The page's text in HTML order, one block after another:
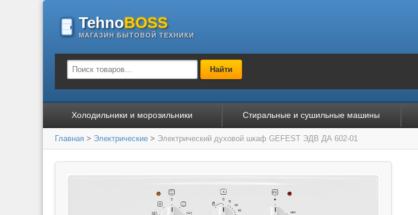
TehnoBOSS
МАГАЗИН БЫТОВОЙ ТЕХНИКИ
Найти
Холодильники и морозильники Стиральные и сушильные машины
Главная > Электрические > Электрический духовой шкаф GEFEST ЭДВ ДА 602-01